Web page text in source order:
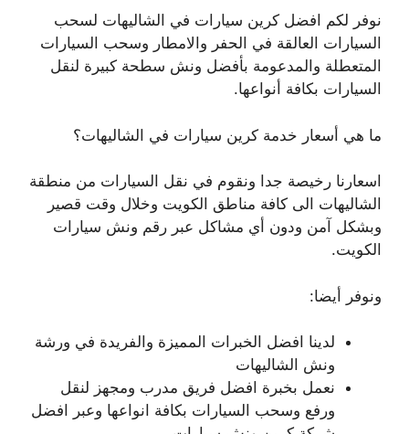
نوفر لكم افضل كرين سيارات في الشاليهات لسحب
السيارات العالقة في الحفر والامطار وسحب السيارات
المتعطلة والمدعومة بأفضل ونش سطحة كبيرة لنقل
السيارات بكافة أنواعها.
ما هي أسعار خدمة كرين سيارات في الشاليهات؟
اسعارنا رخيصة جدا ونقوم في نقل السيارات من منطقة
الشاليهات الى كافة مناطق الكويت وخلال وقت قصير
وبشكل آمن ودون أي مشاكل عبر رقم ونش سيارات
الكويت.
ونوفر أيضا:
لدينا افضل الخبرات المميزة والفريدة في ورشة
ونش الشاليهات
نعمل بخبرة افضل فريق مدرب ومجهز لنقل
ورفع وسحب السيارات بكافة انواعها وعبر افضل